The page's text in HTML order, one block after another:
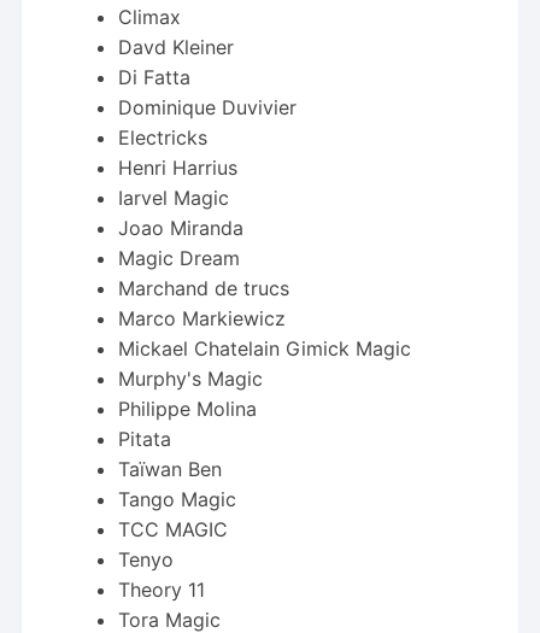
Climax
Davd Kleiner
Di Fatta
Dominique Duvivier
Electricks
Henri Harrius
Iarvel Magic
Joao Miranda
Magic Dream
Marchand de trucs
Marco Markiewicz
Mickael Chatelain Gimick Magic
Murphy's Magic
Philippe Molina
Pitata
Taïwan Ben
Tango Magic
TCC MAGIC
Tenyo
Theory 11
Tora Magic